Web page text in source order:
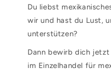
Du liebst
wir und hast du Lust,
unterstützen?
Dann bewirb dich
im Einzelhandel für